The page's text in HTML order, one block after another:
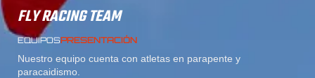
FLY RACING TEAM
EQUIPOSPRESENTACIÓN
Nuestro equipo cuenta con atletas en parapente y
paracaidismo.